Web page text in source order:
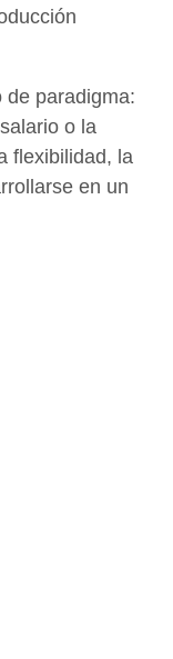
de paradigma:
o la
flexibilidad, la
en un